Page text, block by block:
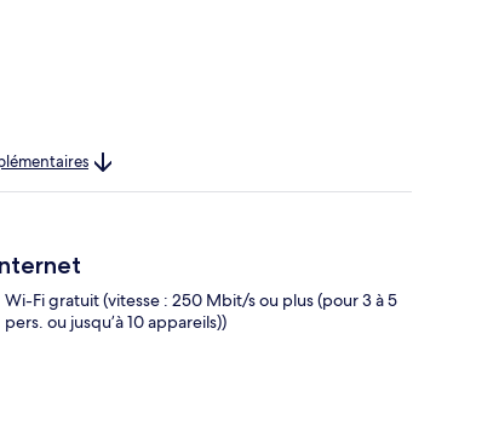
Wi-Fi gratuit (vitesse : 250 Mbit/s ou plus (pour 3 à 5
pers. ou jusqu’à 10 appareils))